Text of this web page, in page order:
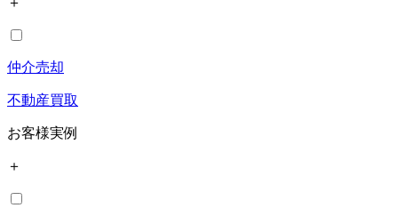
仲介売却
不動産買取
お客様実例
＋